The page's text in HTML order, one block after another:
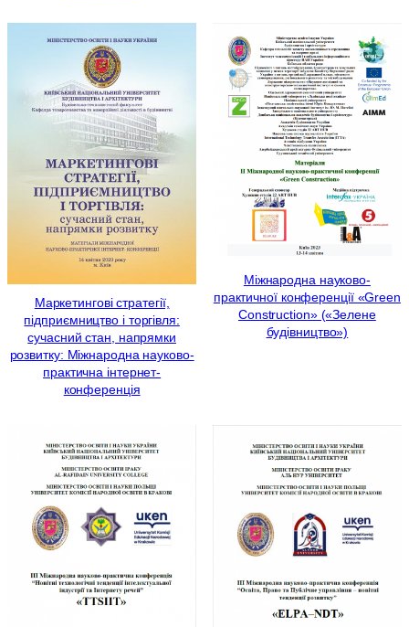
Маркетингові стратегії,
підприємництво і торгівля:
сучасний стан, напрямки
розвитку: Міжнародна науково-
практична інтернет-
конференція
Міжнародна науково-
практичної конференції «Green
Construction» («Зелене
будівництво»)